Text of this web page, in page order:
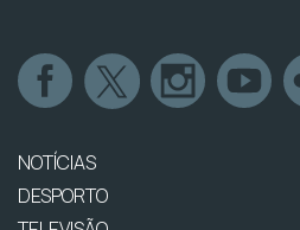
NOTÍCIAS
DESPORTO